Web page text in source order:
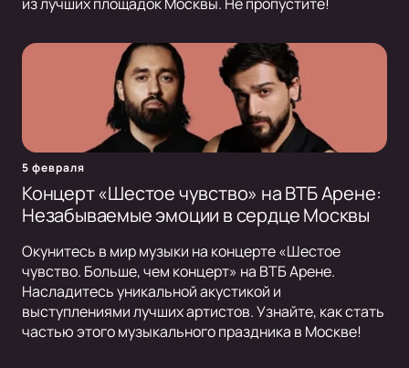
из лучших площадок Москвы. Не пропустите!
5 февраля
Концерт «Шестое чувство» на ВТБ Арене:
Незабываемые эмоции в сердце Москвы
Окунитесь в мир музыки на концерте «Шестое
чувство. Больше, чем концерт» на ВТБ Арене.
Насладитесь уникальной акустикой и
выступлениями лучших артистов. Узнайте, как стать
частью этого музыкального праздника в Москве!